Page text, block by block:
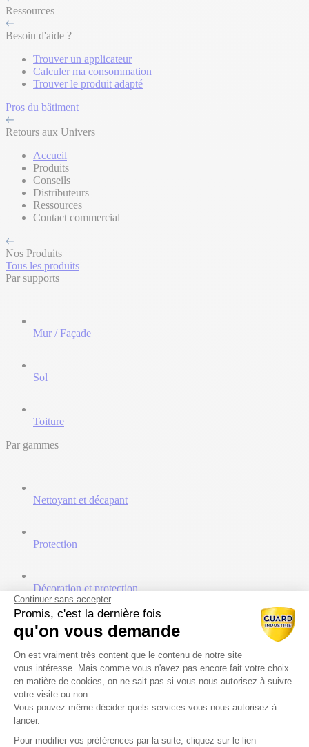
Ressources
Besoin d'aide ?
Trouver un applicateur
Calculer ma consommation
Trouver le produit adapté
Pros du bâtiment
Retours aux Univers
Accueil
Produits
Conseils
Distributeurs
Ressources
Contact commercial
Nos Produits
Tous les produits
Par supports
Mur / Façade
Sol
Toiture
Par gammes
Nettoyant et décapant
Protection
Décoration et protection
Traitement et minéralisation
Ressources
Catalogues
Documents techniques
Vidéos
Prescripteurs
Continuer sans accepter
Promis, c'est la dernière fois
qu'on vous demande
Plateforme de Gestion du
On est vraiment très content que le contenu de notre site
vous intéresse. Mais comme vous n'avez pas encore fait votre choix
en matière de cookies, on ne sait pas si vous nous autorisez à suivre
votre visite ou non.
Vous pouvez même décider quels services vous nous autorisez à
lancer.
Pour modifier vos préférences par la suite, cliquez sur le lien